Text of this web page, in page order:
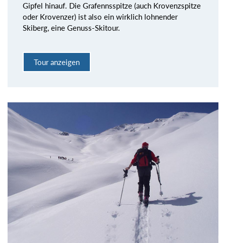
Gipfel hinauf. Die Grafennsspitze (auch Krovenzspitze
oder Krovenzer) ist also ein wirklich lohnender
Skiberg, eine Genuss-Skitour.
Tour anzeigen